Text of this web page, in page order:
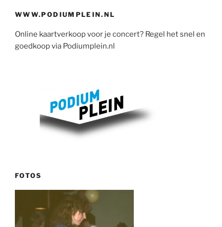
WWW.PODIUMPLEIN.NL
Online kaartverkoop voor je concert? Regel het snel en
goedkoop via Podiumplein.nl
FOTOS